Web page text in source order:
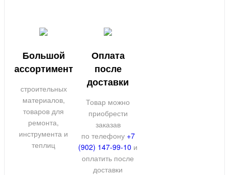
Большой
ассортимент
строительных
материалов,
товаров для
ремонта,
инструмента и
теплиц
Оплата
после
доставки
Товар можно
приобрести
заказав
по телефону +7
(902) 147-99-10 и
оплатить после
доставки